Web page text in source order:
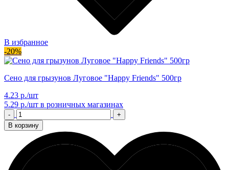
В избранное
-20%
Сено для грызунов Луговое "Happy Friends" 500гр
4.23 р./шт
5.29 р./шт в розничных магазинах
-
+
В корзину